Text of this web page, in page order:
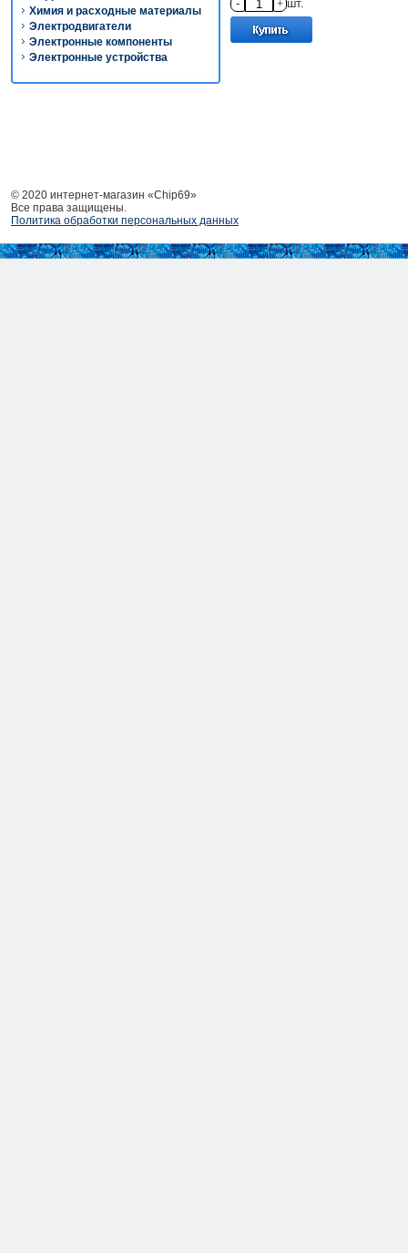
Химия и расходные материалы
Электродвигатели
Электронные компоненты
Электронные устройства
- + шт.
© 2020 интернет-магазин «Chip69»
Все права защищены.
Политика обработки персональных данных